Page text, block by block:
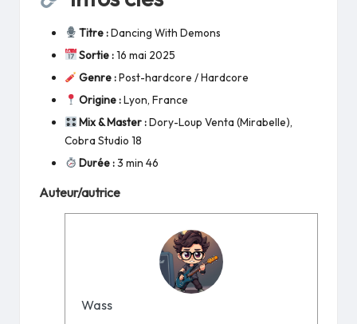
Titre :Dancing With Demons
Sortie :16 mai 2025
Genre :Post-hardcore / Hardcore
Origine :Lyon, France
Mix & Master :Dory-Loup Venta (Mirabelle),
Cobra Studio 18
Durée :3 min 46
Auteur/autrice
Wass